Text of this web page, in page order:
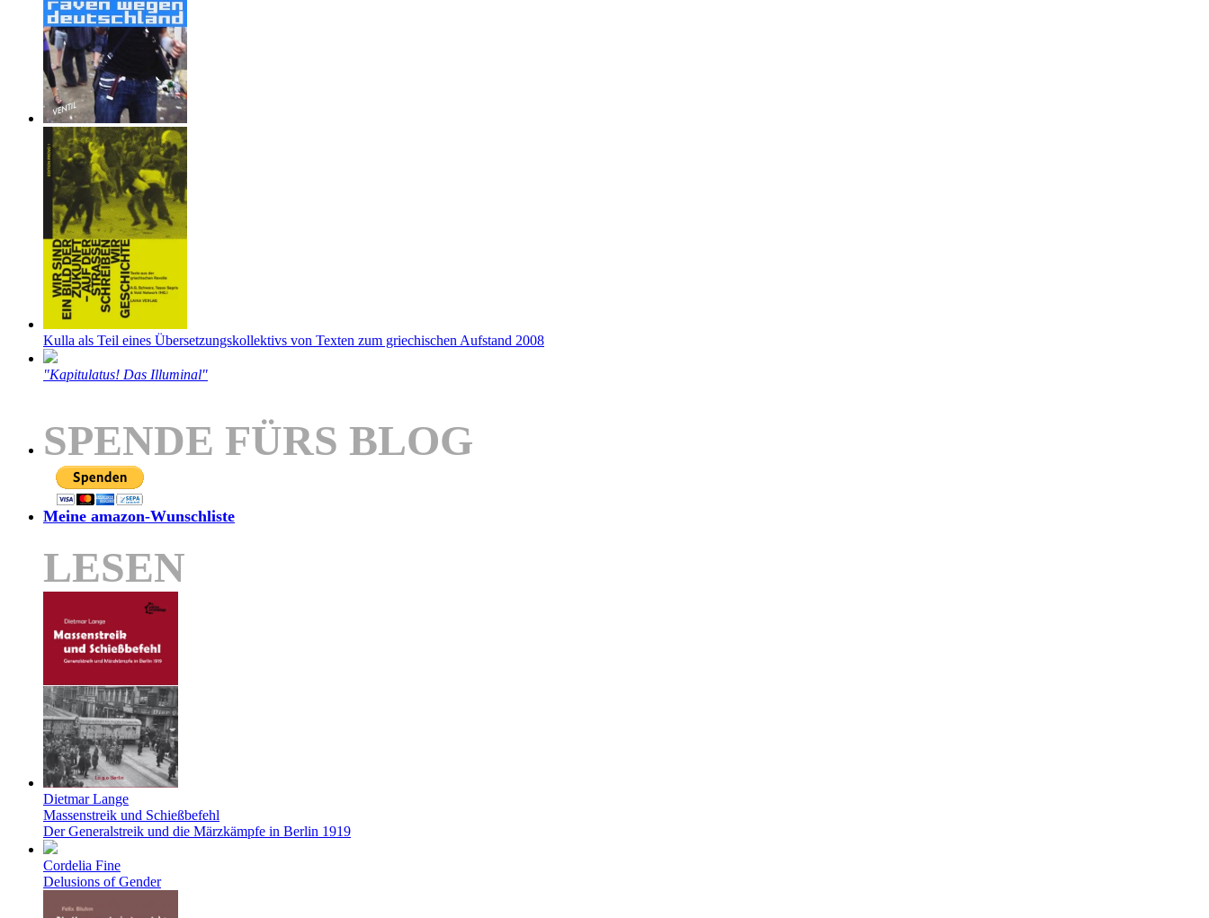
Kulla als Teil eines Übersetzungskollektivs von Texten zum griechischen Aufstand 2008
"Kapitulatus! Das Illuminal"
SPENDE FÜRS BLOG
Meine amazon-Wunschliste
LESEN
Dietmar Lange
Massenstreik und Schießbefehl
Der Generalstreik und die Märzkämpfe in Berlin 1919
Cordelia Fine
Delusions of Gender